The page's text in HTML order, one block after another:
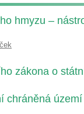
hmyzu –
zákona o
chráněná území